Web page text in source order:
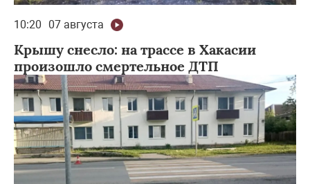
10:20 07 августа
Крышу снесло: на трассе в Хакасии
произошло смертельное ДТП